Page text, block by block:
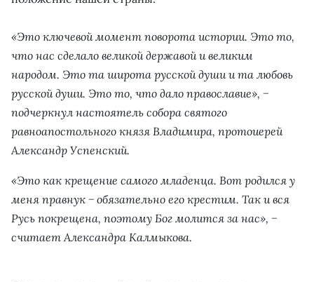
«Это ключевой момент поворота истории. Это то,
что нас сделало великой державой и великим
народом. Это та широта русской души и та любовь
русской души. Это то, что дало православие», −
подчеркнул настоятель собора святого
равноапостольного князя Владимира, протоиерей
Александр Успенский.
«Это как крещение самого младенца. Вот родился у
меня правнук − обязательно его крестим. Так и вся
Русь покрещена, поэтому Бог молится за нас», −
считает Александра Калмыкова.